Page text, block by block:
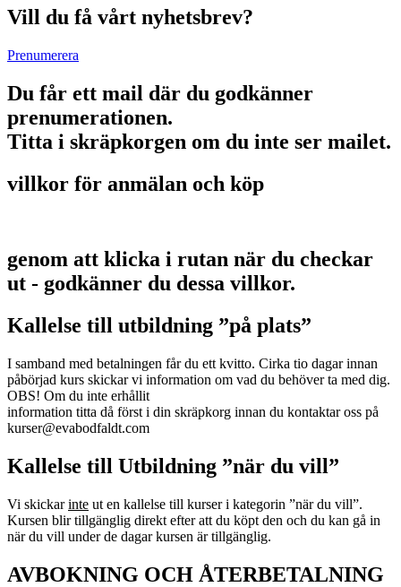
Vill du få vårt nyhetsbrev?
Prenumerera
Du får ett mail där du godkänner
prenumerationen.
Titta i skräpkorgen om du inte ser mailet.
villkor för anmälan och köp
genom att klicka i rutan när du checkar
ut - godkänner du dessa villkor.
Kallelse till utbildning ”på plats”
I samband med betalningen får du ett kvitto. Cirka tio dagar innan
påbörjad kurs skickar vi information om vad du behöver ta med dig.
OBS! Om du inte erhållit
information titta då först i din skräpkorg innan du kontaktar oss på
kurser@evabodfaldt.com
Kallelse till Utbildning ”när du vill”
Vi skickarinte ut en kallelse till kurser i kategorin ”när du vill”.
Kursen blir tillgänglig direkt efter att du köpt den och du kan gå in
när du vill under de dagar kursen är tillgänglig.
AVBOKNING OCH ÅTERBETALNING